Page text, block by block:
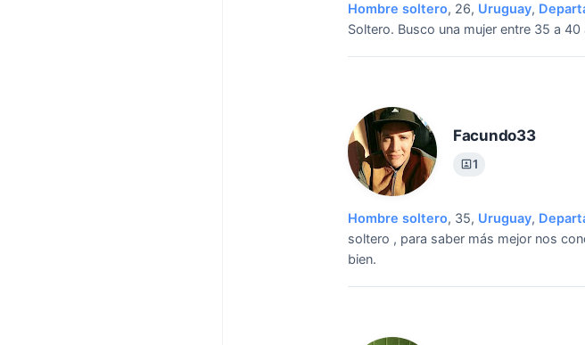
Hombre soltero, 26, Uruguay,
Soltero. Busco una mujer entre 35 a
Facundo33
1
Hombre soltero, 35, Uruguay,
soltero , para saber más mejor nos
bien.